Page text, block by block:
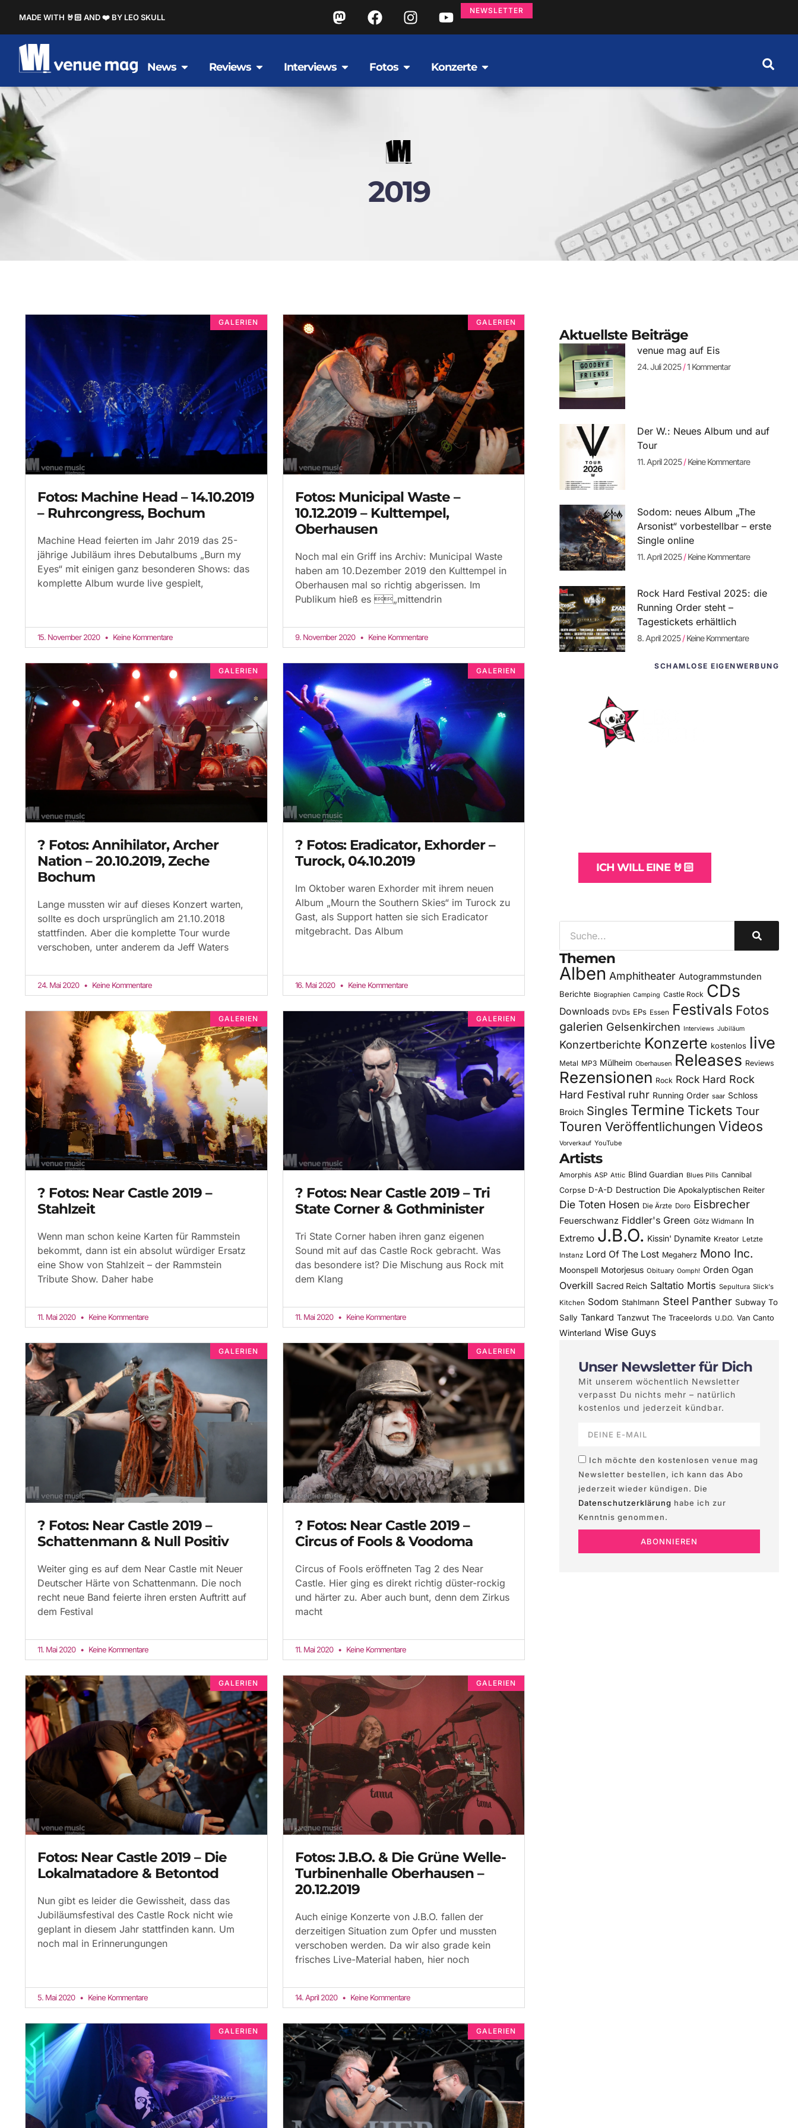
MADE WITH 🤘🏻 AND ❤️ BY LEO SKULL
NEWSLETTER
News Reviews Interviews Fotos Konzerte
2019
GALERIEN
Fotos: Machine Head – 14.10.2019
– Ruhrcongress, Bochum
Machine Head feierten im Jahr 2019 das 25-
jährige Jubiläum ihres Debutalbums „Burn my
Eyes“ mit einigen ganz besonderen Shows: das
komplette Album wurde live gespielt,
15. November 2020 Keine Kommentare
GALERIEN
Fotos: Municipal Waste –
10.12.2019 – Kulttempel,
Oberhausen
Noch mal ein Griff ins Archiv: Municipal Waste
haben am 10.Dezember 2019 den Kulttempel in
Oberhausen mal so richtig abgerissen. Im
Publikum hieß es „mittendrin
9. November 2020 Keine Kommentare
GALERIEN
? Fotos: Annihilator, Archer
Nation – 20.10.2019, Zeche
Bochum
Lange mussten wir auf dieses Konzert warten,
sollte es doch ursprünglich am 21.10.2018
stattfinden. Aber die komplette Tour wurde
verschoben, unter anderem da Jeff Waters
24. Mai 2020 Keine Kommentare
GALERIEN
? Fotos: Eradicator, Exhorder –
Turock, 04.10.2019
Im Oktober waren Exhorder mit ihrem neuen
Album „Mourn the Southern Skies“ im Turock zu
Gast, als Support hatten sie sich Eradicator
mitgebracht. Das Album
16. Mai 2020 Keine Kommentare
GALERIEN
? Fotos: Near Castle 2019 –
Stahlzeit
Wenn man schon keine Karten für Rammstein
bekommt, dann ist ein absolut würdiger Ersatz
eine Show von Stahlzeit – der Rammstein
Tribute Show. Daher habe
11. Mai 2020 Keine Kommentare
GALERIEN
? Fotos: Near Castle 2019 – Tri
State Corner & Gothminister
Tri State Corner haben ihren ganz eigenen
Sound mit auf das Castle Rock gebracht. Was
das besondere ist? Die Mischung aus Rock mit
dem Klang
11. Mai 2020 Keine Kommentare
GALERIEN
? Fotos: Near Castle 2019 –
Schattenmann & Null Positiv
Weiter ging es auf dem Near Castle mit Neuer
Deutscher Härte von Schattenmann. Die noch
recht neue Band feierte ihren ersten Auftritt auf
dem Festival
11. Mai 2020 Keine Kommentare
GALERIEN
? Fotos: Near Castle 2019 –
Circus of Fools & Voodoma
Circus of Fools eröffneten Tag 2 des Near
Castle. Hier ging es direkt richtig düster-rockig
und härter zu. Aber auch bunt, denn dem Zirkus
macht
11. Mai 2020 Keine Kommentare
GALERIEN
Fotos: Near Castle 2019 – Die
Lokalmatadore & Betontod
Nun gibt es leider die Gewissheit, dass das
Jubiläumsfestival des Castle Rock nicht wie
geplant in diesem Jahr stattfinden kann. Um
noch mal in Erinnerungungen
5. Mai 2020 Keine Kommentare
GALERIEN
Fotos: J.B.O. & Die Grüne Welle-
Turbinenhalle Oberhausen –
20.12.2019
Auch einige Konzerte von J.B.O. fallen der
derzeitigen Situation zum Opfer und mussten
verschoben werden. Da wir also grade kein
frisches Live-Material haben, hier noch
14. April 2020 Keine Kommentare
GALERIEN GALERIEN
Aktuellste Beiträge
venue mag auf Eis
24. Juli 2025 1 Kommentar
Der W.: Neues Album und auf
Tour
11. April 2025 Keine Kommentare
Sodom: neues Album „The
Arsonist“ vorbestellbar – erste
Single online
11. April 2025 Keine Kommentare
Rock Hard Festival 2025: die
Running Order steht –
Tagestickets erhältlich
8. April 2025 Keine Kommentare
SCHAMLOSE EIGENWERBUNG
ICH WILL EINE 🤘🏻
Themen
Alben Amphitheater Autogrammstunden
Berichte Biographien Camping Castle Rock CDs
Downloads DVDs EPs Essen Festivals Fotos
galerien Gelsenkirchen Interviews Jubiläum
Konzertberichte Konzerte kostenlos live
Metal MP3 Mülheim Oberhausen Releases Reviews
Rezensionen Rock Rock Hard Rock
Hard Festival ruhr Running Order saar Schloss
Broich Singles Termine Tickets Tour
Touren Veröffentlichungen Videos
Vorverkauf YouTube
Artists
Amorphis ASP Attic Blind Guardian Blues Pills Cannibal
Corpse D-A-D Destruction Die Apokalyptischen Reiter
Die Toten Hosen Die Ärzte Doro Eisbrecher
Feuerschwanz Fiddler's Green Götz Widmann In
Extremo J.B.O. Kissin' Dynamite Kreator Letzte
Instanz Lord Of The Lost Megaherz Mono Inc.
Moonspell Motorjesus Obituary Oomph! Orden Ogan
Overkill Sacred Reich Saltatio Mortis Sepultura Slick's
Kitchen Sodom Stahlmann Steel Panther Subway To
Sally Tankard Tanzwut The Traceelords U.D.O. Van Canto
Winterland Wise Guys
Unser Newsletter für Dich
Mit unserem wöchentlich Newsletter
verpasst Du nichts mehr – natürlich
kostenlos und jederzeit kündbar.
Ich möchte den kostenlosen venue mag
Newsletter bestellen, ich kann das Abo
jederzeit wieder kündigen. Die
Datenschutzerklärung habe ich zur
Kenntnis genommen.
ABONNIEREN